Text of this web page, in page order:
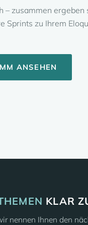
– zusammen
Sprints zu Ihrem
ANSEHEN
KLAR
nennen Ihnen den